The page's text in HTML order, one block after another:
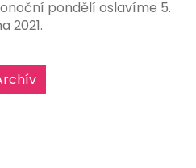
pondělí oslavíme 5.
2021.